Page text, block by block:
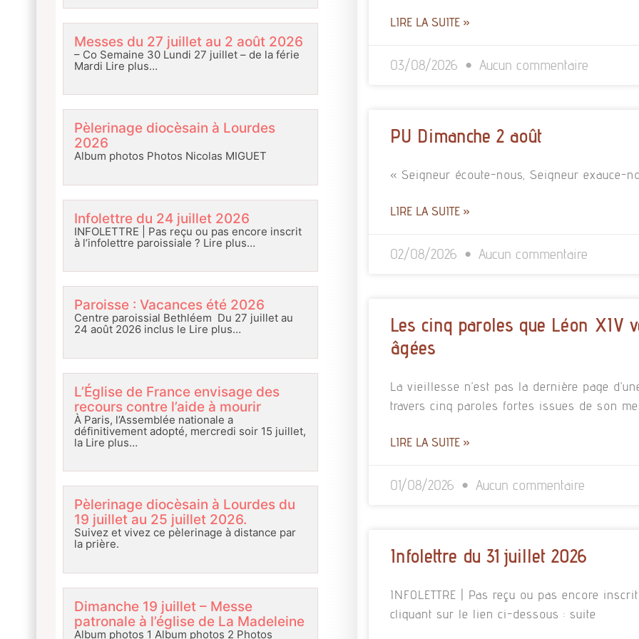
Messes du 27 juillet au 2 août 2026
– Co Semaine 30 Lundi 27 juillet – de la férie
Mardi Lire plus…
Pèlerinage diocèsain à Lourdes
2026
Album photos Photos Nicolas MIGUET
Infolettre du 24 juillet 2026
INFOLETTRE | Pas reçu ou pas encore inscrit
à l’infolettre paroissiale ? Lire plus…
Paroisse : Vacances été 2026
Centre paroissial Bethléem Du 27 juillet au
24 août 2026 inclus le Lire plus…
L’Église de France envisage des
recours contre l’aide à mourir
À Paris, l’Assemblée nationale a
définitivement adopté, mercredi soir 15 juillet,
la Lire plus…
Pèlerinage diocèsain à Lourdes du
19 juillet au 25 juillet 2026.
Suivez et vivez ce pèlerinage à distance par
la prière.
Dimanche 19 juillet – Messe
patronale à l’église de La Madeleine
Album photos 1 Album photos 2 Photos
LIRE LA SUITE »
03/08/2026 Aucun commentaire
PU Dimanche 2 août
« Seigneur écoute-nous, Seigneur exauce-
LIRE LA SUITE »
02/08/2026 Aucun commentaire
Les cinq paroles que Léon XIV
âgées
La vieillesse n’est pas la dernière page
travers cinq paroles fortes issues de son
LIRE LA SUITE »
01/08/2026 Aucun commentaire
Infolettre du 31 juillet 2026
INFOLETTRE | Pas reçu ou pas encore
cliquant sur le lien ci-dessous : suite